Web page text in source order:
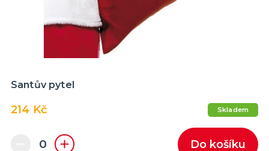
Santův pytel
214 Kč Skladem
Do košíku